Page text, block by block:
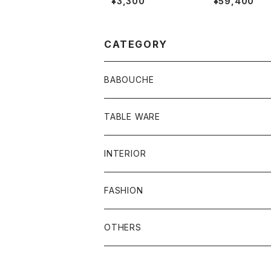
CATEGORY
BABOUCHE
シンプル
刺繍
ビーズ
刺繍ビーズ
TABLE WARE
食器類
お皿
グラス
その他
INTERIOR
プフ
鏡
FASHION
バッグ
OTHERS